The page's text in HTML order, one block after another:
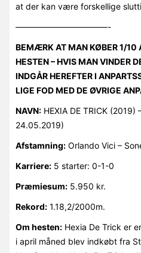
at der kan være forskellige
———————————-
BEMÆRK AT MAN KØBER 1/10
HESTEN – HVIS MAN VINDER
INDGÅR HEREFTER I
LIGE FOD MED DE ØVRIGE
NAVN:HEXIA DE TRICK
24.05.2019)
Afstamning:Orlando Vici –
Karriere:5 starter: 0-1-0
Præmiesum:5.950 kr.
Rekord:1.18,2/2000m.
Om hesten:Hexia De Trick er
i april måned blev indkøbt fra